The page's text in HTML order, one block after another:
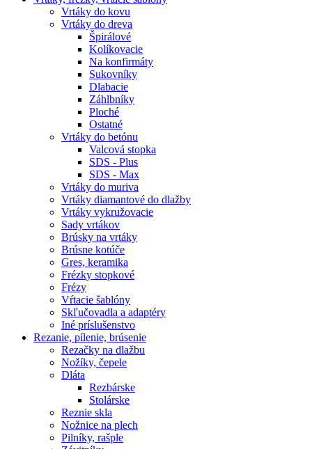
Vrtáky do kovu
Vrtáky do dreva
Špirálové
Kolíkovacie
Na konfirmáty
Sukovníky
Dlabacie
Záhlbníky
Ploché
Ostatné
Vrtáky do betónu
Valcová stopka
SDS - Plus
SDS - Max
Vrtáky do muriva
Vrtáky diamantové do dlažby
Vrtáky vykružovacie
Sady vrtákov
Brúsky na vrtáky
Brúsne kotúče
Gres, keramika
Frézky stopkové
Frézy
Vŕtacie šablóny
Skľučovadla a adaptéry
Iné príslušenstvo
Rezanie, pílenie, brúsenie
Rezačky na dlažbu
Nožíky, čepele
Dláta
Rezbárske
Stolárske
Reznie skla
Nožnice na plech
Pilníky, rašple